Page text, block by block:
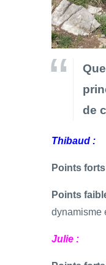
de
Thibaud :
Points forts
Points
dynamisme
Julie :